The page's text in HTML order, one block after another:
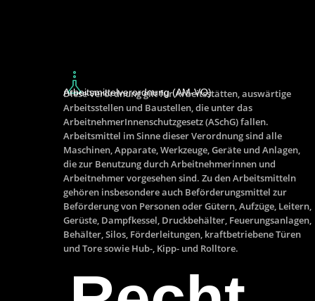
Arbeitsmittelverordnung (AM-VO)
Diese Verordnung gilt für Arbeitsstätten, auswärtige
Arbeitsstellen und Baustellen, die unter das
ArbeitnehmerInnenschutzgesetz (ASchG) fallen.
Arbeitsmittel im Sinne dieser Verordnung sind alle
Maschinen, Apparate, Werkzeuge, Geräte und Anlagen,
die zur Benutzung durch Arbeitnehmerinnen und
Arbeitnehmer vorgesehen sind. Zu den Arbeitsmitteln
gehören insbesondere auch Beförderungsmittel zur
Beförderung von Personen oder Gütern, Aufzüge, Leitern,
Gerüste, Dampfkessel, Druckbehälter, Feuerungsanlagen,
Behälter, Silos, Förderleitungen, kraftbetriebene Türen
und Tore sowie Hub-, Kipp- und Rolltore.